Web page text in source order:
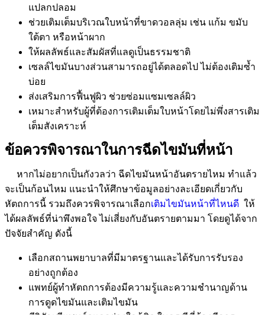
แปลกปลอม
ช่วยเติมเต็มบริเวณใบหน้าที่ขาดวอลลุ่ม เช่น แก้ม ขมับ
ใต้ตา หรือหน้าผาก
ให้ผลลัพธ์และสัมผัสที่แลดูเป็นธรรมชาติ
เซลล์ไขมันบางส่วนสามารถอยู่ได้ตลอดไป ไม่ต้องเติมซ้ำ
บ่อย
ส่งเสริมการฟื้นฟูผิว ช่วยซ่อมแซมเซลล์ผิว
เหมาะสำหรับผู้ที่ต้องการเติมเต็มใบหน้าโดยไม่พึ่งสารเติม
เต็มสังเคราะห์
ข้อควรพิจารณาในการฉีดไขมันที่หน้า
หากไม่อยากเป็นกังวลว่า ฉีดไขมันหน้าอันตรายไหม ทำแล้ว
จะเป็นก้อนไหม แนะนำให้ศึกษาข้อมูลอย่างละเอียดเกี่ยวกับ
หัตถการนี้ รวมถึงควรพิจารณาเลือกเติมไขมันหน้าที่ไหนดี ให้
ได้ผลลัพธ์ที่น่าพึงพอใจ ไม่เสี่ยงกับอันตรายตามมา โดยดูได้จาก
ปัจจัยสำคัญ ดังนี้
เลือกสถานพยาบาลที่มีมาตรฐานและได้รับการรับรอง
อย่างถูกต้อง
แพทย์ผู้ทำหัตถการต้องมีความรู้และความชำนาญด้าน
การดูดไขมันและเติมไขมัน